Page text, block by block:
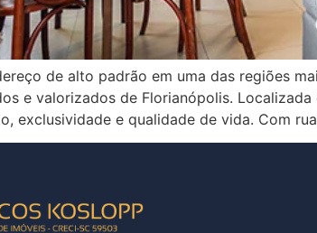
de alto padrão em uma das regiões
e valorizados de Florianópolis.
exclusividade e qualidade de vida. Com